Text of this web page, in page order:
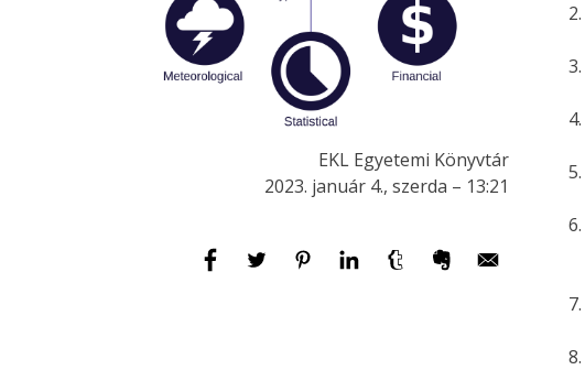
EKL Egyetemi Könyvtár
2023. január 4., szerda – 13:21